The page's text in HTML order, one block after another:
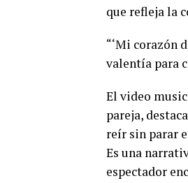
que refleja la
“‘Mi corazón
valentía para
El video
pareja,
reír sin parar
Es una
espectador